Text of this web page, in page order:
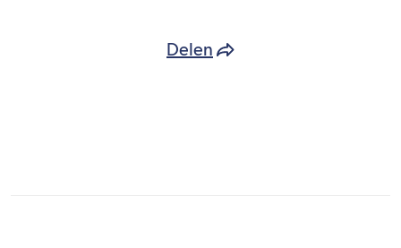
Delen